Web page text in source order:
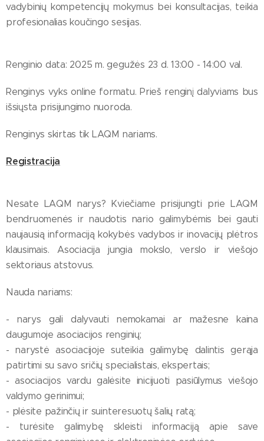
vadybinių kompetencijų mokymus bei konsultacijas, teikia
profesionalias koučingo sesijas.
Renginio data: 2025 m. gegužės 23 d. 13:00 - 14:00 val.
Renginys vyks online formatu. Prieš renginį dalyviams bus
išsiųsta prisijungimo nuoroda.
Renginys skirtas tik LAQM nariams.
Registracija
Nesate LAQM narys? Kviečiame prisijungti prie LAQM
bendruomenės ir naudotis nario galimybėmis bei gauti
naujausią informaciją kokybės vadybos ir inovacijų plėtros
klausimais. Asociacija jungia mokslo, verslo ir viešojo
sektoriaus atstovus.
Nauda nariams:
- narys gali dalyvauti nemokamai ar mažesne kaina
daugumoje asociacijos renginių;
- narystė asociacijoje suteikia galimybę dalintis gerąja
patirtimi su savo sričių specialistais, ekspertais;
- asociacijos vardu galėsite inicijuoti pasiūlymus viešojo
valdymo gerinimui;
- plėsite pažinčių ir suinteresuotų šalių ratą;
- turėsite galimybę skleisti informaciją apie save